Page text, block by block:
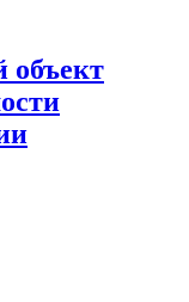
объект